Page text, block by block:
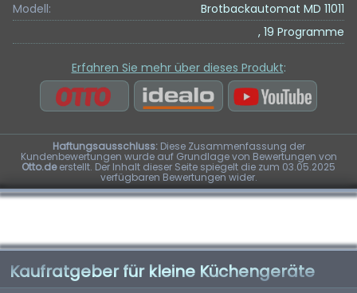
Modell:
Brotbackautomat MD 11011
, 19 Programme
Erfahren Sie mehr über dieses Produkt:
Haftungsausschluss:Diese Zusammenfassung der
Kundenbewertungen wurde auf Grundlage von Bewertungen von
Otto.deerstellt. Der Inhalt dieser Seite spiegelt die zum 03.05.2025
verfügbaren Bewertungen wider.
Kaufratgeber für kleine Küchengeräte